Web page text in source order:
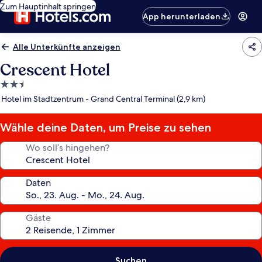
Zum Hauptinhalt springen
App herunterladen
Alle Unterkünfte anzeigen
Crescent Hotel
2.5-
Sterne-
Hotel im Stadtzentrum - Grand Central Terminal (2,9 km)
Wähle deine Daten, um Preise zu sehen
Wo soll’s hingehen?
Daten
Gäste